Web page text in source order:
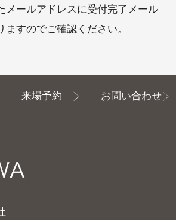
来場予約
メールアドレスに受付完了メール
ますのでご確認ください。
来場予約 お問い合わせ